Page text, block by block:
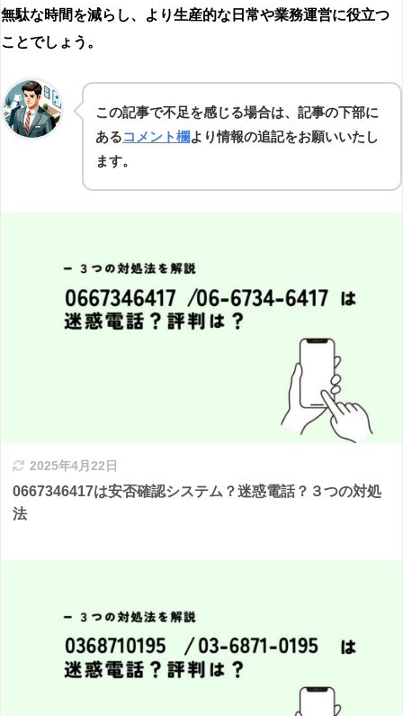
無駄な時間を減らし、より生産的な日常や業務運営に役立つ
ことでしょう。
この記事で不足を感じる場合は、記事の下部に
あるコメント欄より情報の追記をお願いいたし
ます。
2025年4月22日
0667346417は安否確認システム？迷惑電話？３つの対処
法